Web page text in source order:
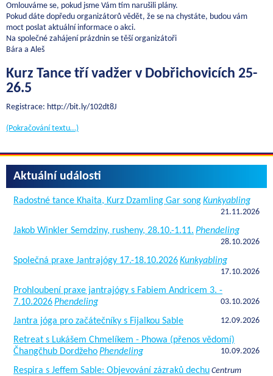
Omlouváme se, pokud jsme Vám tím narušili plány.
Pokud dáte dopředu organizátorů vědět, že se na chystáte, budou vám
moct poslat aktuální informace o akci.
Na společné zahájení prázdnin se těší organizátoři
Bára a Aleš
Kurz Tance tří vadžer v Dobřichovicích 25-
26.5
Registrace: http://bit.ly/102dt8J
(Pokračování textu…)
Aktuální události
Radostné tance Khaita, Kurz Dzamling Gar songKunkyabling
21.11.2026
Jakob Winkler Semdziny, rusheny, 28.10.-1.11. Phendeling
28.10.2026
Společná praxe Jantrajógy 17.-18.10.2026Kunkyabling
17.10.2026
Prohloubení praxe jantrajógy s Fabiem Andricem 3. -
7.10.2026Phendeling 03.10.2026
Jantra jóga pro začátečníky s Fijalkou Sable 12.09.2026
Retreat s Lukášem Chmelíkem - Phowa (přenos vědomí)
Čhangčhub DordžehoPhendeling 10.09.2026
Respira s Jeffem Sable: Objevování zázraků dechu Centrum